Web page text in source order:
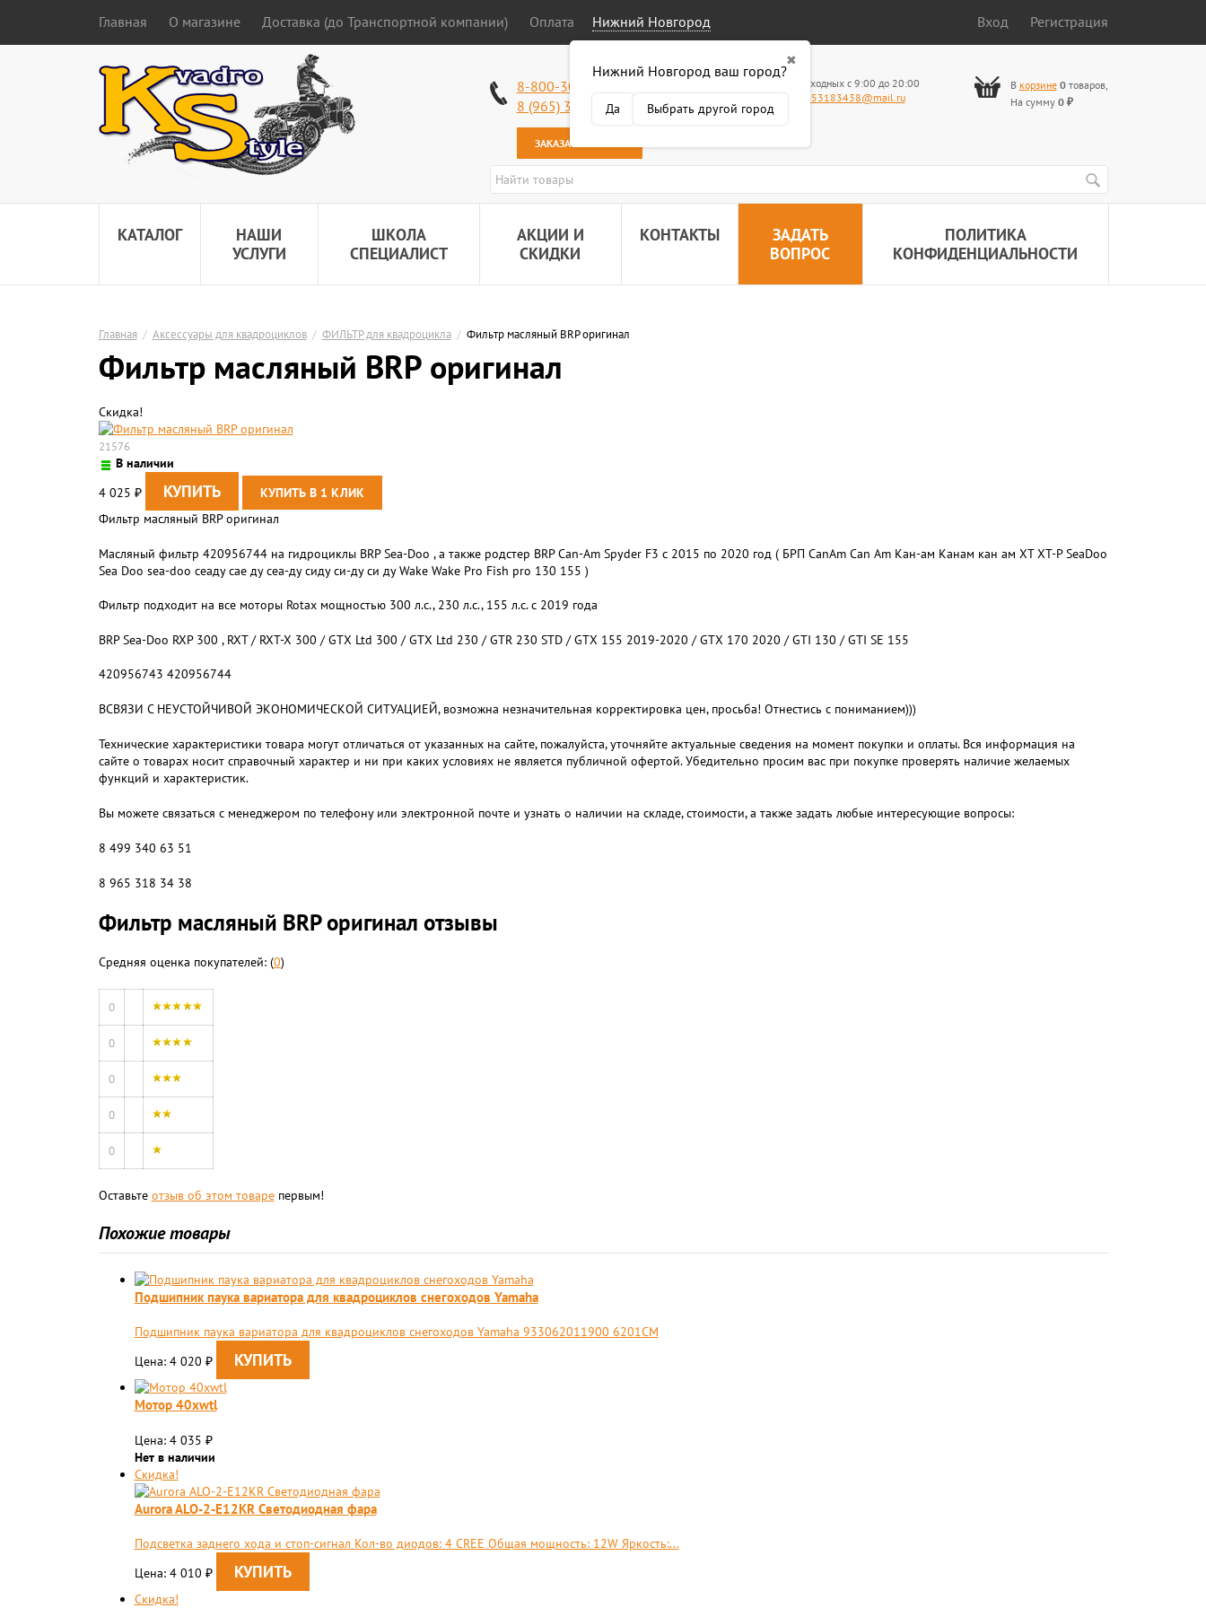
Главная О магазине Доставка (до Транспортной компании) Оплата Нижний Новгород
✖
Нижний Новгород ваш город?
Да Выбрать другой город
Вход Регистрация
8-800-301-50-58
8 (965) 318-34-38
ЗАКАЗАТЬ ЗВОНОК
Работаем без выходных с 9:00 до 20:00
89653183438@mail.ru
В корзине 0товаров,
На сумму 0 ₽
КАТАЛОГ
НАШИ
УСЛУГИ
ШКОЛА
СПЕЦИАЛИСТ
АКЦИИ И
СКИДКИ
КОНТАКТЫ
ЗАДАТЬ
ВОПРОС
ПОЛИТИКА
КОНФИДЕНЦИАЛЬНОСТИ
Главная / Аксессуары для квадроциклов / ФИЛЬТР для квадроцикла / Фильтр масляный BRP оригинал
Фильтр масляный BRP оригинал
Скидка!
21576
В наличии
4 025 ₽
Фильтр масляный BRP оригинал
Масляный фильтр 420956744 на гидроциклы BRP Sea-Doo , а также родстер BRP Can-Am Spyder F3 с 2015 по 2020 год ( БРП CanAm Can Am Кан-ам Канам кан ам XT XT-P SeaDoo
Sea Doo sea-doo сеаду сае ду сеа-ду сиду си-ду си ду Wake Wake Pro Fish pro 130 155 )
Фильтр подходит на все моторы Rotax мощностью 300 л.с., 230 л.с., 155 л.с. с 2019 года
BRP Sea-Doo RXP 300 , RXT / RXT-X 300 / GTX Ltd 300 / GTX Ltd 230 / GTR 230 STD / GTX 155 2019-2020 / GTX 170 2020 / GTI 130 / GTI SE 155
420956743 420956744
ВСВЯЗИ С НЕУСТОЙЧИВОЙ ЭКОНОМИЧЕСКОЙ СИТУАЦИЕЙ, возможна незначительная корректировка цен, просьба! Отнестись с пониманием)))
Технические характеристики товара могут отличаться от указанных на сайте, пожалуйста, уточняйте актуальные сведения на момент покупки и оплаты. Вся информация на
сайте о товарах носит справочный характер и ни при каких условиях не является публичной офертой. Убедительно просим вас при покупке проверять наличие желаемых
функций и характеристик.
Вы можете связаться с менеджером по телефону или электронной почте и узнать о наличии на складе, стоимости, а также задать любые интересующие вопросы:
8 499 340 63 51
8 965 318 34 38
Фильтр масляный BRP оригинал отзывы
Средняя оценка покупателей: (0)
0
0
0
0
0
Оставьте отзыв об этом товарепервым!
Похожие товары
Подшипник паука вариатора для квадроциклов снегоходов Yamaha
Подшипник паука вариатора для квадроциклов снегоходов Yamaha 933062011900 6201CM
Цена: 4 020 ₽
Мотор 40xwtl
Цена: 4 035 ₽
Нет в наличии
Скидка!
Aurora ALO-2-E12KR Светодиодная фара
Подсветка заднего хода и стоп-сигнал Кол-во диодов: 4 CREE Общая мощность: 12W Яркость:...
Цена: 4 010 ₽
Скидка!